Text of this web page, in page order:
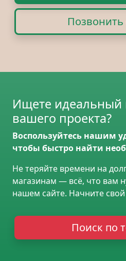
Позвонить
Ищете идеальный
вашего проекта?
Воспользуйтесь нашим
чтобы быстро найти
Не теряйте времени на
магазинам — всё, что вам
нашем сайте. Начните
Поиск по